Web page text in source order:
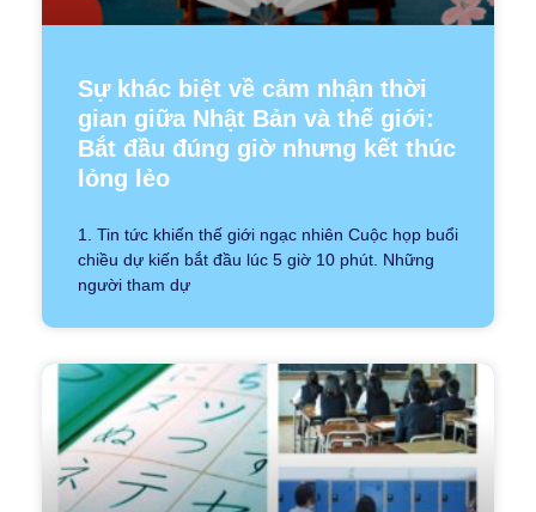
Sự khác biệt về cảm nhận thời
gian giữa Nhật Bản và thế giới:
Bắt đầu đúng giờ nhưng kết thúc
lỏng lẻo
1. Tin tức khiến thế giới ngạc nhiên Cuộc họp buổi
chiều dự kiến bắt đầu lúc 5 giờ 10 phút. Những
người tham dự